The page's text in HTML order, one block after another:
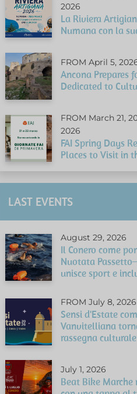
2026
La Riviera
Numana con la
FROM April 5,
Ancona Prepares
Dedicated to
FROM March 21,
2026
FAI Spring Days
Places to Visit in
LAST EVENTS
August 29, 2026
Il Conero come
Nuotata
unisce sport e
FROM July 8,
Sensi d'Estate
Vanvitelliana
rassegna
July 1, 2026
Beat Bike Marche